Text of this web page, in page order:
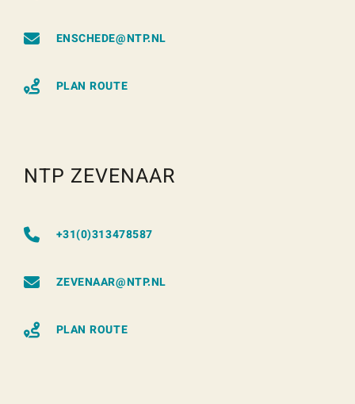
ENSCHEDE@NTP.NL
PLAN ROUTE
NTP ZEVENAAR
+31(0)313478587
ZEVENAAR@NTP.NL
PLAN ROUTE